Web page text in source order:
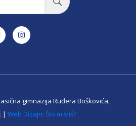
gimnazija Ruđera Boškovića,
| Web Dizajn: Što misliš?